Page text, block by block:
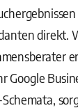
direkt.
Google